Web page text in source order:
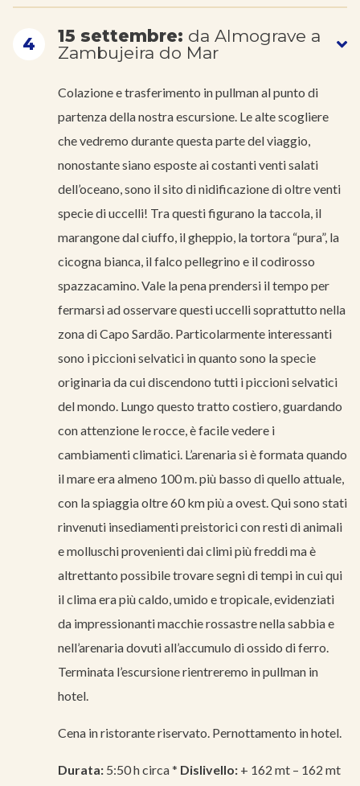
4 15 settembre: da Almograve a
Zambujeira do Mar
Colazione e trasferimento in pullman al punto di
partenza della nostra escursione. Le alte scogliere
che vedremo durante questa parte del viaggio,
nonostante siano esposte ai costanti venti salati
dell’oceano, sono il sito di nidificazione di oltre venti
specie di uccelli! Tra questi figurano la taccola, il
marangone dal ciuffo, il gheppio, la tortora “pura”, la
cicogna bianca, il falco pellegrino e il codirosso
spazzacamino. Vale la pena prendersi il tempo per
fermarsi ad osservare questi uccelli soprattutto nella
zona di Capo Sardão. Particolarmente interessanti
sono i piccioni selvatici in quanto sono la specie
originaria da cui discendono tutti i piccioni selvatici
del mondo. Lungo questo tratto costiero, guardando
con attenzione le rocce, è facile vedere i
cambiamenti climatici. L’arenaria si è formata quando
il mare era almeno 100 m. più basso di quello attuale,
con la spiaggia oltre 60 km più a ovest. Qui sono stati
rinvenuti insediamenti preistorici con resti di animali
e molluschi provenienti dai climi più freddi ma è
altrettanto possibile trovare segni di tempi in cui qui
il clima era più caldo, umido e tropicale, evidenziati
da impressionanti macchie rossastre nella sabbia e
nell’arenaria dovuti all’accumulo di ossido di ferro.
Terminata l’escursione rientreremo in pullman in
hotel.
Cena in ristorante riservato. Pernottamento in hotel.
Durata: 5:50 h circa * Dislivello: + 162 mt – 162 mt